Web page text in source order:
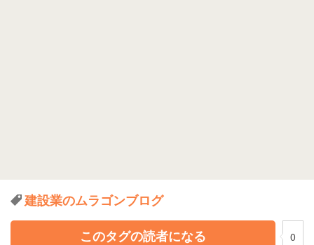
建設業のムラゴンブログ
このタグの読者になる
0